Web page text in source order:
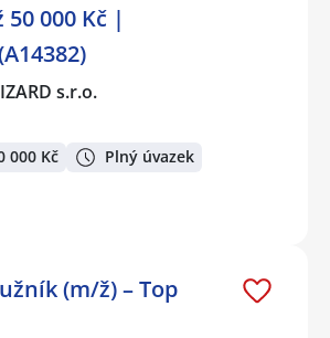
000 Kč |
s.r.o.
000 Kč Plný úvazek
(m/ž) – Top